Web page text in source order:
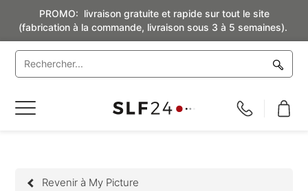
PROMO: livraison gratuite et rapide sur tout le site
(fabrication à la commande, livraison sous 3 à 5 semaines).
Basculer
Revenir à My Picture